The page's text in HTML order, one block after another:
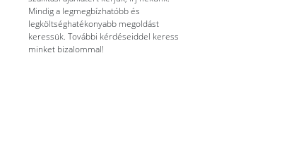
Mindig a legmegbízhatóbb és
legköltséghatékonyabb megoldást
keressük. További kérdéseiddel keress
minket bizalommal!